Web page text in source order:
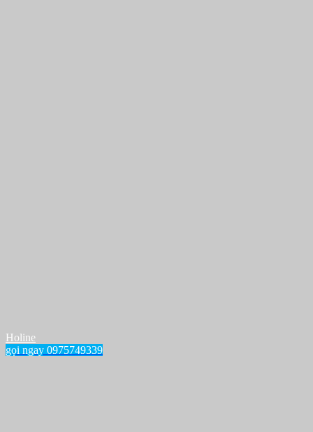
Holine
gọi ngay 0975749339